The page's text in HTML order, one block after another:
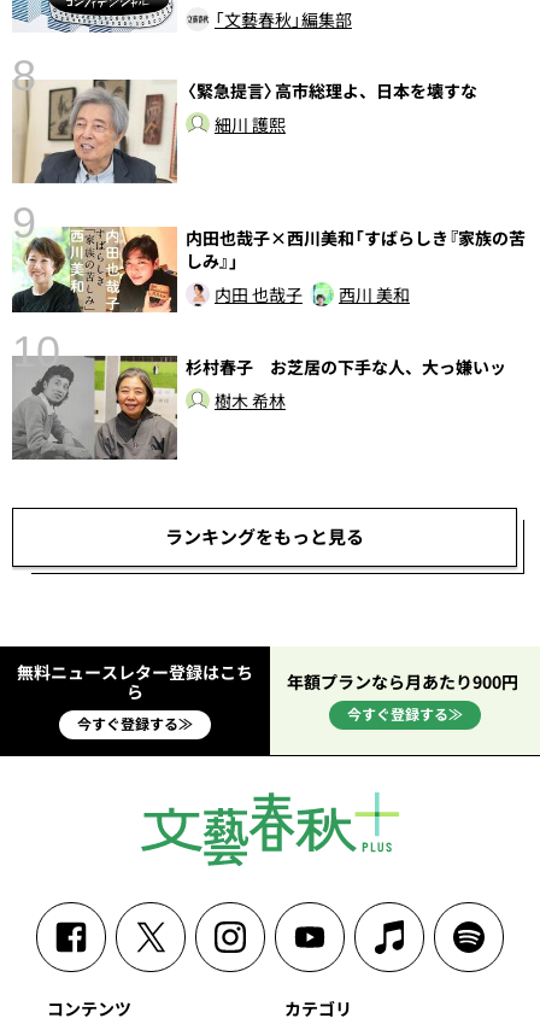
「文藝春秋」編集部
8
〈緊急提言〉高市総理よ、日本を壊すな
細川 護熙
9
内田也哉子×西川美和「すばらしき『家族の苦
しみ』」
内田 也哉子
西川 美和
10
杉村春子 お芝居の下手な人、大っ嫌いッ
樹木 希林
ランキングをもっと見る
無料ニュースレター登録はこち
ら
今すぐ登録する≫
年額プランなら月あたり900円
今すぐ登録する≫
コンテンツ カテゴリ